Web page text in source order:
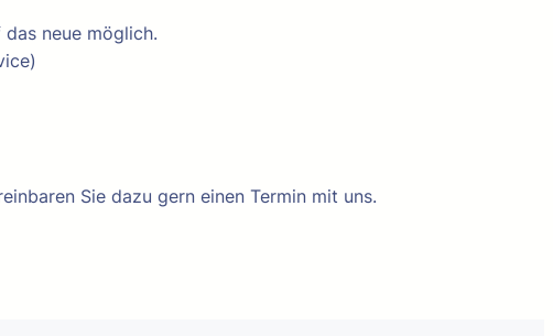
neue möglich.
Sie dazu gern einen Termin mit uns.